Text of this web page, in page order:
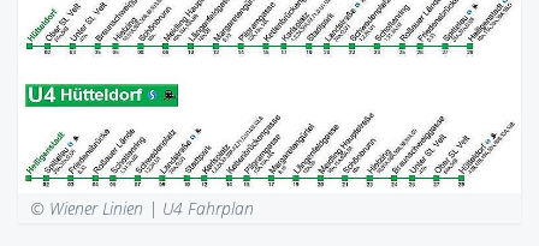
© Wiener Linien | U4 Fahrplan